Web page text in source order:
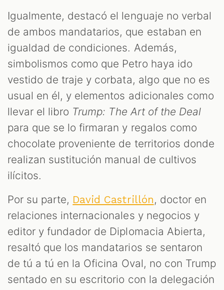
Igualmente, destacó el lenguaje no verbal
de ambos mandatarios, que estaban en
igualdad de condiciones. Además,
simbolismos como que Petro haya ido
vestido de traje y corbata, algo que no es
usual en él, y elementos adicionales como
llevar el libro Trump: The Art of the Deal
para que se lo firmaran y regalos como
chocolate proveniente de territorios donde
realizan sustitución manual de cultivos
ilícitos.
Por su parte, David Castrillón, doctor en
relaciones internacionales y negocios y
editor y fundador de Diplomacia Abierta,
resaltó que los mandatarios se sentaron
de tú a tú en la Oficina Oval, no con Trump
sentado en su escritorio con la delegación